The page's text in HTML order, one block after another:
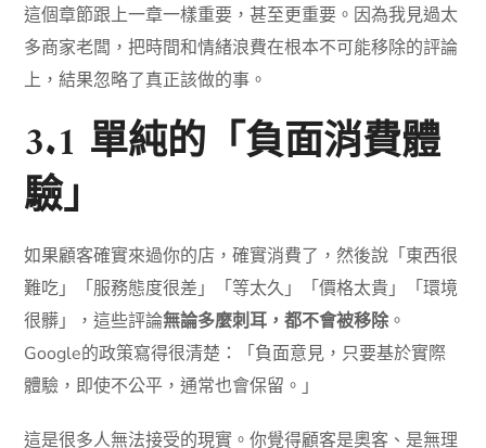
這個章節跟上一章一樣重要，甚至更重要。因為我見過太
多商家老闆，把時間和情緒浪費在根本不可能移除的評論
上，結果忽略了真正該做的事。
3.1 單純的「負面消費體
驗」
如果顧客確實來過你的店，確實消費了，然後說「東西很
難吃」「服務態度很差」「等太久」「價格太貴」「環境
很髒」，這些評論無論多麼刺耳，都不會被移除。
Google的政策寫得很清楚：「負面意見，只要基於實際
體驗，即使不公平，通常也會保留。」
這是很多人無法接受的現實。你覺得顧客是奧客、是無理